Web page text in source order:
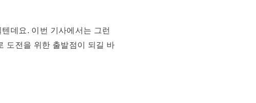
데요. 이번 기사에서는 그런
도전을 위한 출발점이 되길 바